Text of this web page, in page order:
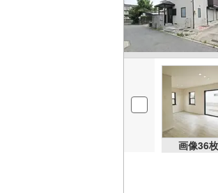
画像36枚
九州・沖縄
該当物件
該当物件
該当物件
該当物件
該当物件
該当物件